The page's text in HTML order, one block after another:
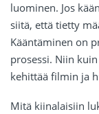
luominen. Jos
siitä, että tietty
Kääntäminen on
prosessi. Niin
kehittää filmin ja
Mitä kiinalaisiin